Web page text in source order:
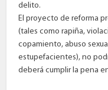
delito.
El proyecto de reforma
(tales como rapiña,
copamiento, abuso
estupefacientes), no
deberá cumplir la pena